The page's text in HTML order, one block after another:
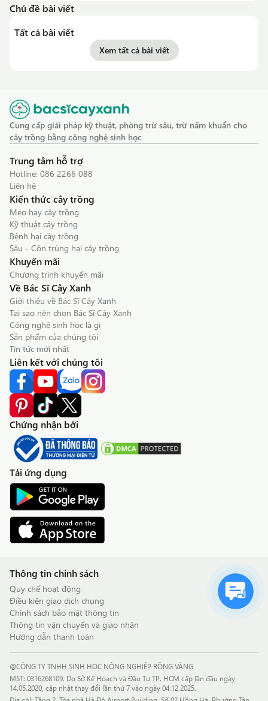
Chủ đề bài viết
Tất cả bài viết
Xem tất cả bài viết
Cung cấp giải pháp kỹ thuật, phòng trừ sâu, trừ nấm khuẩn cho
cây trồng bằng công nghệ sinh học
Trung tâm hỗ trợ
Hotline: 086 2266 088
Liên hệ
Kiến thức cây trồng
Mẹo hay cây trồng
Kỹ thuật cây trồng
Bệnh hại cây trồng
Sâu - Côn trùng hại cây trồng
Khuyến mãi
Chương trình khuyến mãi
Về Bác Sĩ Cây Xanh
Giới thiệu về Bác Sĩ Cây Xanh
Tại sao nên chọn Bác Sĩ Cây Xanh
Công nghệ sinh học là gì
Sản phẩm của chúng tôi
Tin tức mới nhất
Liên kết với chúng tôi
Chứng nhận bởi
Tải ứng dụng
Thông tin chính sách
Quy chế hoạt động
Điều kiện giao dịch chung
Chính sách bảo mật thông tin
Thông tin vận chuyển và giao nhận
Hướng dẫn thanh toán
@CÔNG TY TNHH SINH HỌC NÔNG NGHIỆP RỒNG VÀNG
MST: 0316268109. Do Sở Kế Hoạch và Đầu Tư TP. HCM cấp lần đầu ngày
14.05.2020, cập nhật thay đổi lần thứ 7 vào ngày 04.12.2025.